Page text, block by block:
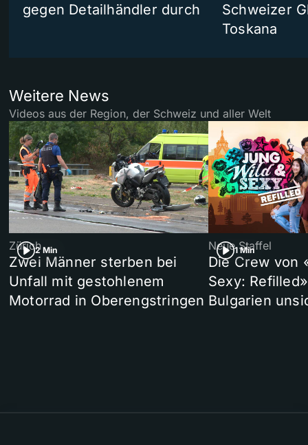
gegen Detailhändler durch
Schweizer
Toskana
Weitere News
Videos aus der Region, der Schweiz und aller Welt
2 Min
Zürich
Zwei Männer sterben bei
Unfall mit gestohlenem
Motorrad in Oberengstringen
1 Min
Neue Staffel
Die Crew von
Sexy:
Bulgarien